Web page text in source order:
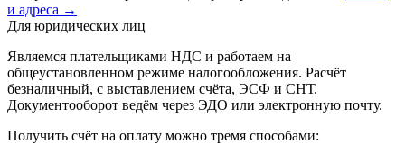
и адреса →
Для юридических лиц
Являемся плательщиками НДС и работаем на
общеустановленном режиме налогообложения. Расчёт
безналичный, с выставлением счёта, ЭСФ и СНТ.
Документооборот ведём через ЭДО или электронную почту.
Получить счёт на оплату можно тремя способами: